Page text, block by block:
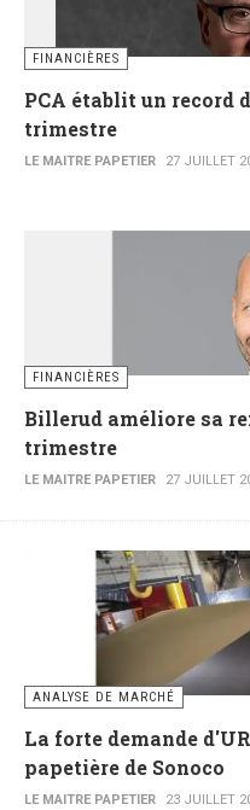
FINANCIÈRES
PCA établit un record
trimestre
LE MAITRE PAPETIER 27 JUILLET
FINANCIÈRES
Billerud améliore sa
trimestre
LE MAITRE PAPETIER 27 JUILLET
ANALYSE DE MARCHÉ
La forte demande
papetière de Sonoco
LE MAITRE PAPETIER 23 JUILLET